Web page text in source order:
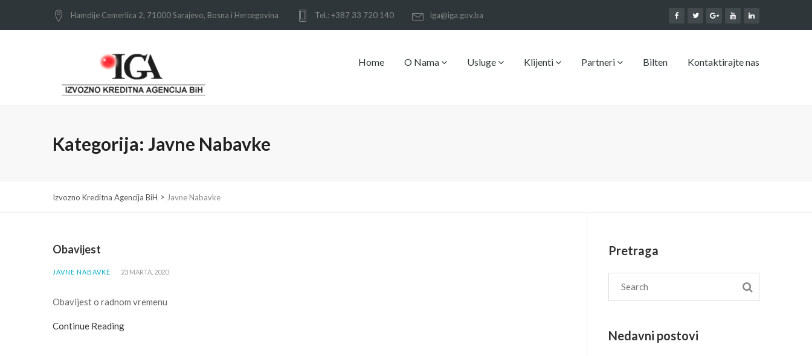
Hamdije Cemerlica 2, 71000 Sarajevo, Bosna i Hercegovina Tel.: +387 33 720 140 iga@iga.gov.ba
Home O Nama Usluge Klijenti Partneri Bilten Kontaktirajte nas
Kategorija: Javne Nabavke
Izvozno Kreditna Agencija BiH > Javne Nabavke
Obavijest
JAVNE NABAVKE 23 MARTA, 2020
Obavijest o radnom vremenu
Continue Reading
Pretraga
Nedavni postovi